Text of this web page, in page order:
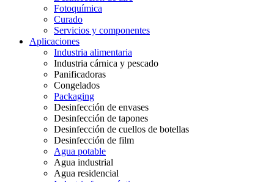
Fotoquímica
Curado
Servicios y componentes
Aplicaciones
Industria alimentaria
Industria cárnica y pescado
Panificadoras
Congelados
Packaging
Desinfección de envases
Desinfección de tapones
Desinfección de cuellos de botellas
Desinfección de film
Agua potable
Agua industrial
Agua residencial